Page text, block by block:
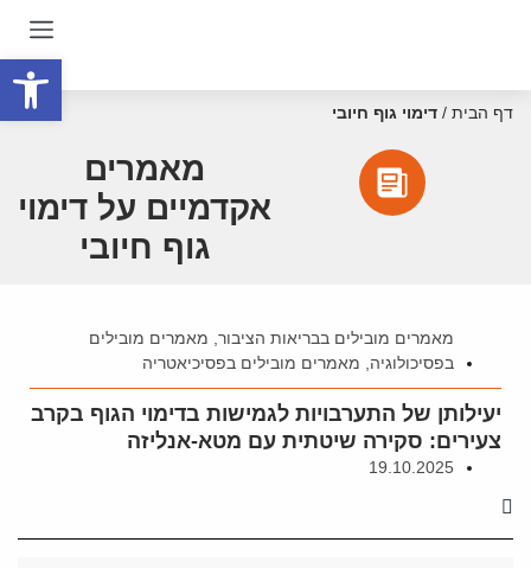
דף הבית / דימוי גוף חיובי
מאמרים
אקדמיים על דימוי
גוף חיובי
מאמרים מובילים בבריאות הציבור מאמרים מובילים
בפסיכולוגיה
מאמרים מובילים בפסיכיאטריה
יעילותן של התערבויות לגמישות בדימוי הגוף בקרב
צעירים: סקירה שיטתית עם מטא-אנליזה
19.10.2025
פתח